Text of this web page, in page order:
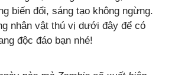
biến đổi, sáng tạo không ngừng.
nhân vật thú vị dưới đây để có
độc đáo bạn nhé!